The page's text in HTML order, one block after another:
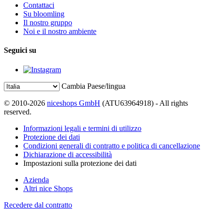
Contattaci
Su bloomling
Il nostro gruppo
Noi e il nostro ambiente
Seguici su
Cambia Paese/lingua
© 2010-2026 niceshops GmbH (ATU63964918) - All rights
reserved.
Informazioni legali e termini di utilizzo
Protezione dei dati
Condizioni generali di contratto e politica di cancellazione
Dichiarazione di accessibilità
Impostazioni sulla protezione dei dati
Azienda
Altri nice Shops
Recedere dal contratto